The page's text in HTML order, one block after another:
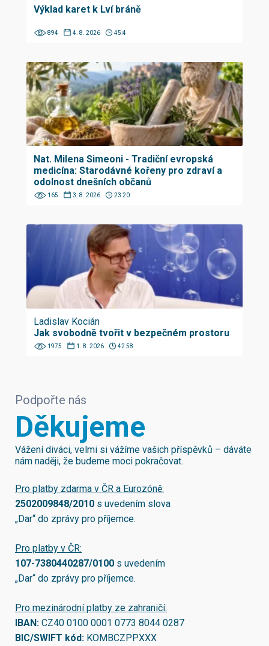
Výklad karet k Lví bráně
894 4. 8. 2026 45:4
Nat. Milena Simeoni - Tradiční evropská
medicína: Starodávné kořeny pro zdraví a
odolnost dnešních občanů
165 3. 8. 2026 23:20
Ladislav Kocián
Jak svobodně tvořit v bezpečném prostoru
1975 1. 8. 2026 42:58
Podpořte nás
Děkujeme
Vážení diváci, velmi si vážíme vašich příspěvků – dáváte
nám naději, že budeme moci pokračovat.
Pro platby zdarma v ČR a Eurozóně:
2502009848/2010 s uvedením slova
„Dar“ do zprávy pro příjemce.
Pro platby v ČR:
107-7380440287/0100 s uvedením
„Dar“ do zprávy pro příjemce.
Pro mezinárodní platby ze zahraničí:
IBAN: CZ40 0100 0001 0773 8044 0287
BIC/SWIFT kód: KOMBCZPPXXX